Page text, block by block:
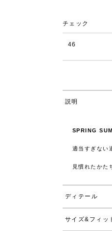
チェック
46
説明
SPRING
適当すぎない
見慣れたかた
ディテール
サイズ&フィッ